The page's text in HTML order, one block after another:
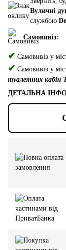
Вуличні
службою
Самовивіз:
✔ Самовивіз у
✔ Самовивіз у
туалетних кабін
ДЕТАЛЬНА